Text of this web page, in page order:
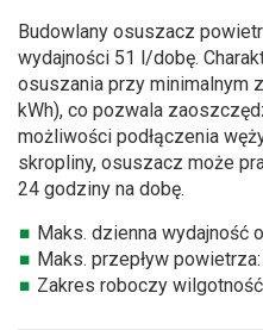
galerii
Budowlany osuszacz
wydajności 51 l/dobę.
osuszania przy minimalnym
kWh), co pozwala
możliwości podłączenia
skropliny, osuszacz może
24 godziny na dobę.
Maks. dzienna wydajność
Maks. przepływ powietrza:
Zakres roboczy